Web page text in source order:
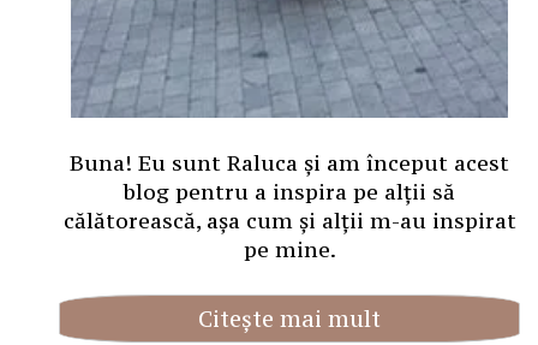
Buna! Eu sunt Raluca și am început acest
blog pentru a inspira pe alții să
călătorească, așa cum și alții m-au inspirat
pe mine.
Citește mai mult